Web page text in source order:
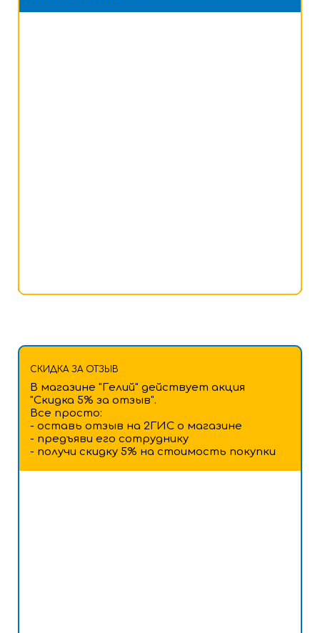
СКИДКА ЗА ОТЗЫВ
В магазине "Гелий" действует акция
"Скидка 5% за отзыв".
Все просто:
- оставь отзыв на 2ГИС о магазине
- предъяви его сотруднику
- получи скидку 5% на стоимость покупки